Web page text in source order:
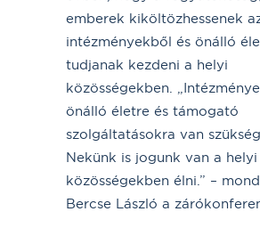
emberek kiköltözhessenek
intézményekből és önálló
tudjanak kezdeni a helyi
közösségekben.
önálló életre és támogató
szolgáltatásokra van
Nekünk is jogunk van a helyi
közösségekben élni.” –
Bercse László a